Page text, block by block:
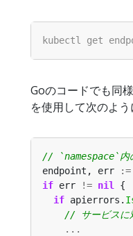
Goのコードでも同
を使用して次のよう
endpoint, err :=
if err != nil
if apierrors.
...